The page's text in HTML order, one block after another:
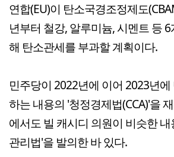
연합(EU)이 탄소국경조정제도
년부터 철강, 알루미늄, 시멘트 등
해 탄소관세를 부과할 계획이다.
민주당이 2022년에 이어 2023년
하는 내용의 '청정경제법(CCA)'을
에서도 빌 캐시디 의원이 비슷한
관리법'을 발의한 바 있다.